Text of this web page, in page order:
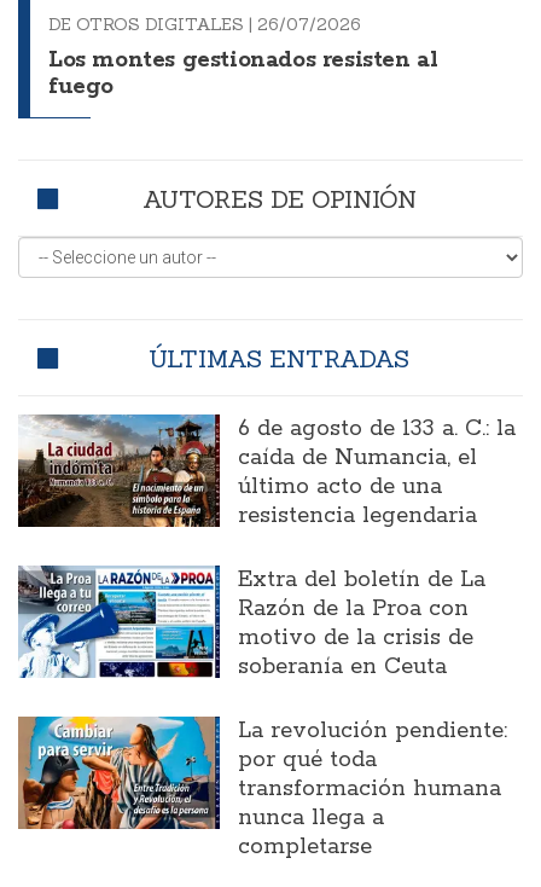
DE OTROS DIGITALES | 26/07/2026
Los montes gestionados resisten al
fuego
AUTORES DE OPINIÓN
ÚLTIMAS ENTRADAS
6 de agosto de 133 a. C.: la
caída de Numancia, el
último acto de una
resistencia legendaria
Extra del boletín de La
Razón de la Proa con
motivo de la crisis de
soberanía en Ceuta
La revolución pendiente:
por qué toda
transformación humana
nunca llega a
completarse